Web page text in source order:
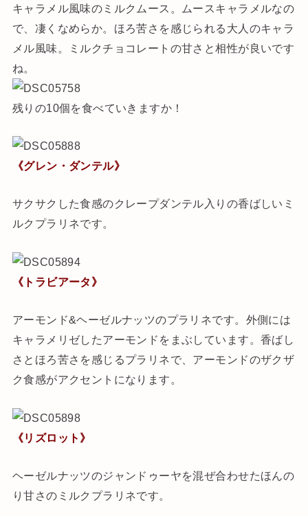
キャラメル風味のミルクムース。ムースキャラメルなの
で、凄くなめらか。ほろ苦さを感じられる大人のキャラ
メル風味。ミルクチョコレートの甘さと相性が良いです
ね。
残りの10個を食べていきますか！
《グレン・ダンテル》
サクサクした食感のクレープダンテル入りの香ばしいミ
ルクプラリネです。
《トラビアータ》
アーモンド&ヘーゼルナッツのプラリネです。外側には
キャラメリゼしたアーモンドをまぶしています。香ばし
さとほろ苦さを感じるプラリネで、アーモンドのザクザ
ク食感がアクセントになります。
《リズロット》
ヘーゼルナッツのジャンドゥーヤを混ぜ合わせたほんの
り甘さのミルクプラリネです。